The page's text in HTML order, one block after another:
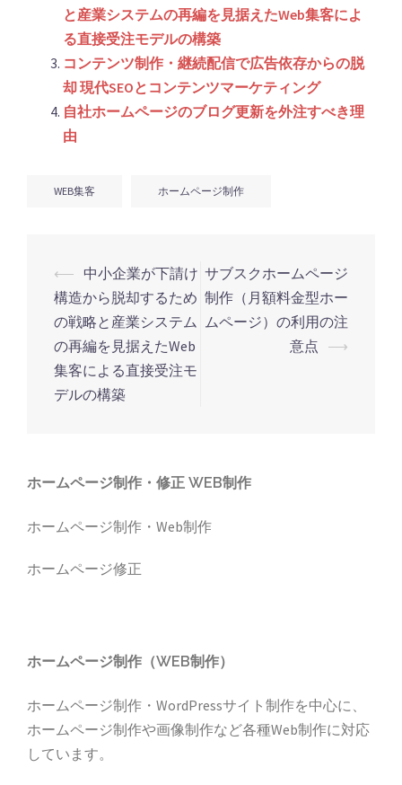
と産業システムの再編を見据えたWeb集客によ
る直接受注モデルの構築
コンテンツ制作・継続配信で広告依存からの脱
却 現代SEOとコンテンツマーケティング
自社ホームページのブログ更新を外注すべき理
由
WEB集客 ホームページ制作
投
稿
ナ
ビ
ゲ
ー
ン
⟵ 中小企業が下請け
構造から脱却するため
の戦略と産業システム
の再編を見据えたWeb
集客による直接受注モ
デルの構築
サブスクホームページ
制作（月額料金型ホー
ムページ）の利用の注
意点 ⟶
ホームページ制作・修正 WEB制作
ホームページ制作・Web制作
ホームページ修正
ホームページ制作（WEB制作）
ホームページ制作・WordPressサイト制作を中心に、
ホームページ制作や画像制作など各種Web制作に対応
しています。